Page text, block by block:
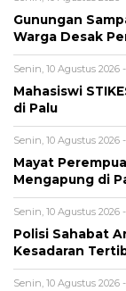
Gunungan
Warga Desak
Senin, 10 Agustus 2026
Mahasiswi
di Palu
Senin, 10 Agustus 2026
Mayat
Mengapung di
Senin, 10 Agustus 2026 -
Polisi Sahabat
Kesadaran
Senin, 10 Agustus 2026 -